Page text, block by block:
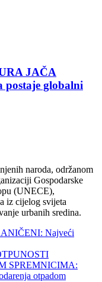
JAČA
postaje globalni
naroda, održanom
Gospodarske
(UNECE),
iz cijelog svijeta
urbanih sredina.
Najveći
SPREMNICIMA:
otpadom